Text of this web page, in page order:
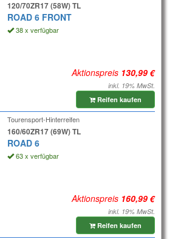
120/70ZR17 (58W) TL
ROAD 6 FRONT
38 x verfügbar
Aktionspreis
inkl. 19% MwSt.
Reifen kaufen
Tourensport-Hinterreifen
160/60ZR17 (69W) TL
ROAD 6
63 x verfügbar
Aktionspreis
inkl. 19% MwSt.
Reifen kaufen